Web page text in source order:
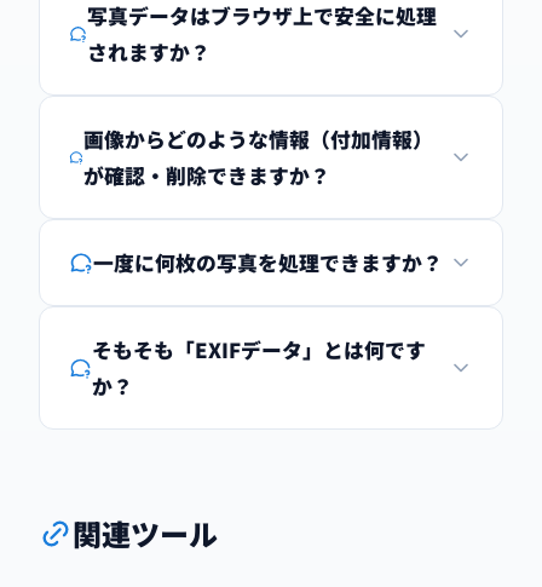
写真データはブラウザ上で安全に処理
されますか？
画像からどのような情報（付加情報）
が確認・削除できますか？
一度に何枚の写真を処理できますか？
そもそも「EXIFデータ」とは何です
か？
関連ツール